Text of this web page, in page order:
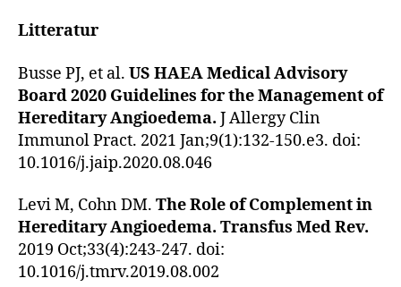
Litteratur
Busse PJ, et al. US HAEA Medical Advisory
Board 2020 Guidelines for the Management of
Hereditary Angioedema. J Allergy Clin
Immunol Pract. 2021 Jan;9(1):132-150.e3. doi:
10.1016/j.jaip.2020.08.046
Levi M, Cohn DM. The Role of Complement in
Hereditary Angioedema. Transfus Med Rev.
2019 Oct;33(4):243-247. doi:
10.1016/j.tmrv.2019.08.002